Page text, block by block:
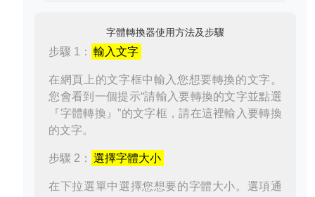
字體轉換器使用方法及步驟
步驟 1： 輸入文字
在網頁上的文字框中輸入您想要轉換的文字。
您會看到一個提示“請輸入要轉換的文字並點選
『字體轉換』”的文字框，請在這裡輸入要轉換
的文字。
步驟 2： 選擇字體大小
在下拉選單中選擇您想要的字體大小。選項通